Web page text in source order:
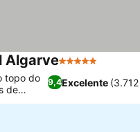
Algarve5 Estrelas
9,4Excelente
topo do
de